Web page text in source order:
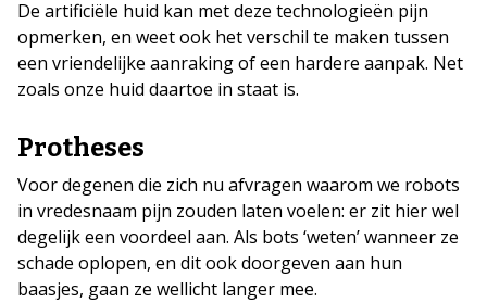
De artificiële huid kan met deze technologieën pijn
opmerken, en weet ook het verschil te maken tussen
een vriendelijke aanraking of een hardere aanpak. Net
zoals onze huid daartoe in staat is.
Protheses
Voor degenen die zich nu afvragen waarom we robots
in vredesnaam pijn zouden laten voelen: er zit hier wel
degelijk een voordeel aan. Als bots ‘weten’ wanneer ze
schade oplopen, en dit ook doorgeven aan hun
baasjes, gaan ze wellicht langer mee.